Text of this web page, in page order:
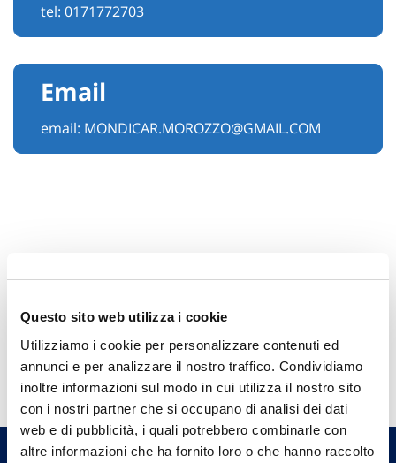
Questo sito web utilizza i cookie
Utilizziamo i cookie per personalizzare contenuti ed
annunci e per analizzare il nostro traffico. Condividiamo
inoltre informazioni sul modo in cui utilizza il nostro sito
con i nostri partner che si occupano di analisi dei dati
web e di pubblicità, i quali potrebbero combinarle con
altre informazioni che ha fornito loro o che hanno raccolto
tel: 0171772703
Email
email: MONDICAR.MOROZZO@GMAIL.COM
Hai bisogno di
informazioni?
Trova l'Agenzia più vicina a te e parla con
un nostro Agente.